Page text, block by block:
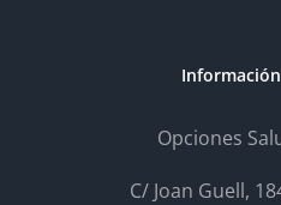
Opciones
C/ Joan Guell,